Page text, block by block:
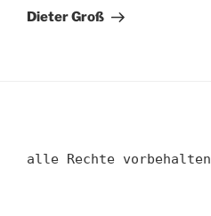
Beitrag
Dieter Groß
alle Rechte vorbehalten